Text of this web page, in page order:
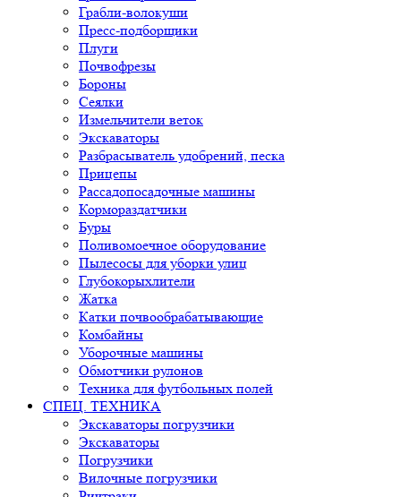
Грабли-волокуши
Пресс-подборщики
Плуги
Почвофрезы
Бороны
Сеялки
Измельчители веток
Экскаваторы
Разбрасыватель удобрений, песка
Прицепы
Рассадопосадочные машины
Кормораздатчики
Буры
Поливомоечное оборудование
Пылесосы для уборки улиц
Глубокорыхлители
Жатка
Катки почвообрабатывающие
Комбайны
Уборочные машины
Обмотчики рулонов
Техника для футбольных полей
СПЕЦ. ТЕХНИКА
Экскаваторы погрузчики
Экскаваторы
Погрузчики
Вилочные погрузчики